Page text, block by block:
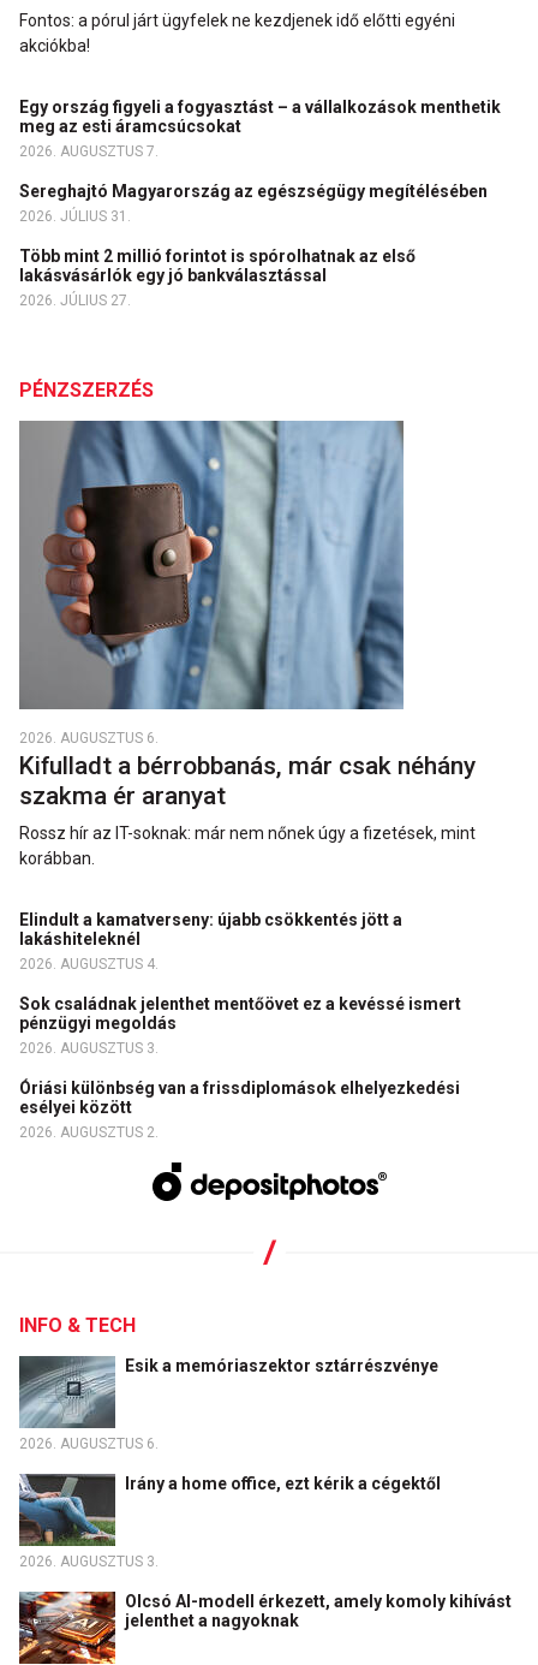
Fontos: a pórul járt ügyfelek ne kezdjenek idő előtti egyéni
akciókba!
Egy ország figyeli a fogyasztást – a vállalkozások menthetik
meg az esti áramcsúcsokat
2026. AUGUSZTUS 7.
Sereghajtó Magyarország az egészségügy megítélésében
2026. JÚLIUS 31.
Több mint 2 millió forintot is spórolhatnak az első
lakásvásárlók egy jó bankválasztással
2026. JÚLIUS 27.
PÉNZSZERZÉS
2026. AUGUSZTUS 6.
Kifulladt a bérrobbanás, már csak néhány
szakma ér aranyat
Rossz hír az IT-soknak: már nem nőnek úgy a fizetések, mint
korábban.
Elindult a kamatverseny: újabb csökkentés jött a
lakáshiteleknél
2026. AUGUSZTUS 4.
Sok családnak jelenthet mentőövet ez a kevéssé ismert
pénzügyi megoldás
2026. AUGUSZTUS 3.
Óriási különbség van a frissdiplomások elhelyezkedési
esélyei között
2026. AUGUSZTUS 2.
INFO & TECH
Esik a memóriaszektor sztárrészvénye
2026. AUGUSZTUS 6.
Irány a home office, ezt kérik a cégektől
2026. AUGUSZTUS 3.
Olcsó AI-modell érkezett, amely komoly kihívást
jelenthet a nagyoknak